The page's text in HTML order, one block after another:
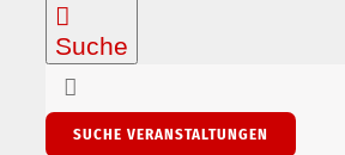
Suche
SUCHE VERANSTALTUNGEN